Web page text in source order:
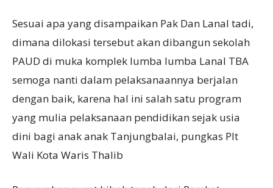
Sesuai apa yang disampaikan Pak Dan Lanal tadi,
dimana dilokasi tersebut akan dibangun sekolah
PAUD di muka komplek lumba lumba Lanal TBA
semoga nanti dalam pelaksanaannya berjalan
dengan baik, karena hal ini salah satu program
yang mulia pelaksanaan pendidikan sejak usia
dini bagi anak anak Tanjungbalai, pungkas Plt
Wali Kota Waris Thalib